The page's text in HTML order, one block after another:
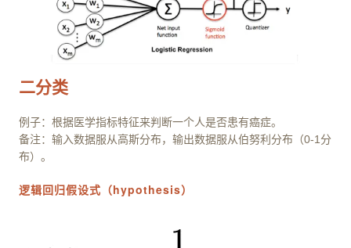
二分类
例子：根据医学指标特征来判断一个人是否患有癌症。
备注：输入数据服从高斯分布，输出数据服从伯努利分布（0-1分
布）。
逻辑回归假设式（hypothesis）